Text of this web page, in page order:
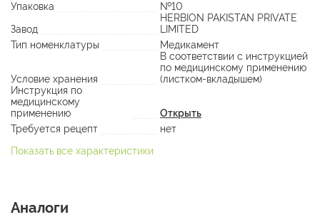
Упаковка
№10
Завод
HERBION PAKISTAN PRIVATE
LIMITED
Тип номенклатуры
Медикамент
Условие хранения
В соответствии с инструкцией
по медицинскому применению
(листком-вкладышем)
Инструкция по
медицинскому
применению
Открыть
Требуется рецепт
нет
Показать все характеристики
Аналоги